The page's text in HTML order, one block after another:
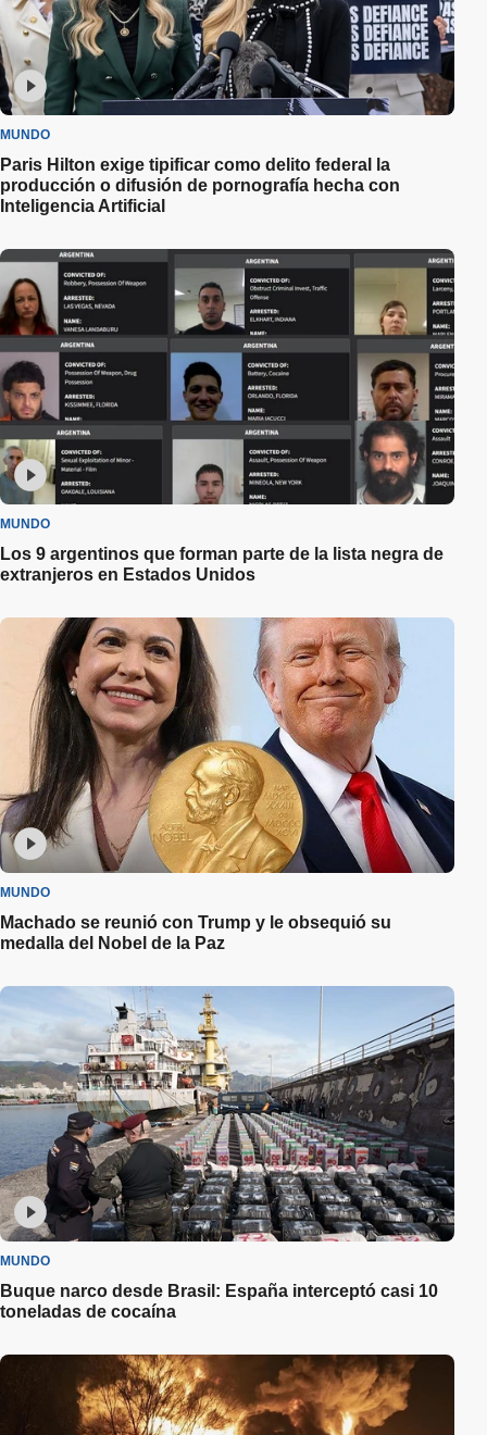
MUNDO
Paris Hilton exige tipificar como delito federal la
producción o difusión de pornografía hecha con
Inteligencia Artificial
MUNDO
Los 9 argentinos que forman parte de la lista negra de
extranjeros en Estados Unidos
MUNDO
Machado se reunió con Trump y le obsequió su
medalla del Nobel de la Paz
MUNDO
Buque narco desde Brasil: España interceptó casi 10
toneladas de cocaína